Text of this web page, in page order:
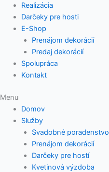
Realizácia
Darčeky pre hosti
E-Shop
Prenájom dekorácií
Predaj dekorácií
Spolupráca
Kontakt
Menu
Domov
Služby
Svadobné poradenstvo
Prenájom dekorácií
Darčeky pre hostí
Kvetinová výzdoba